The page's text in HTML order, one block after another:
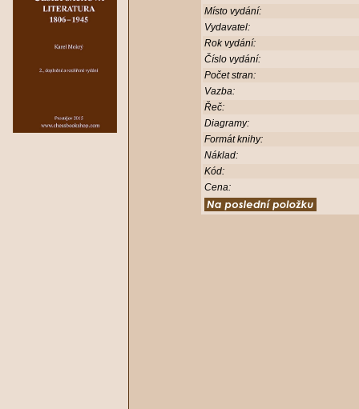
Místo vydání:
Vydavatel:
Rok vydání:
Číslo vydání:
Počet stran:
Vazba:
Řeč:
Diagramy:
Formát knihy:
Náklad:
Kód:
Cena: